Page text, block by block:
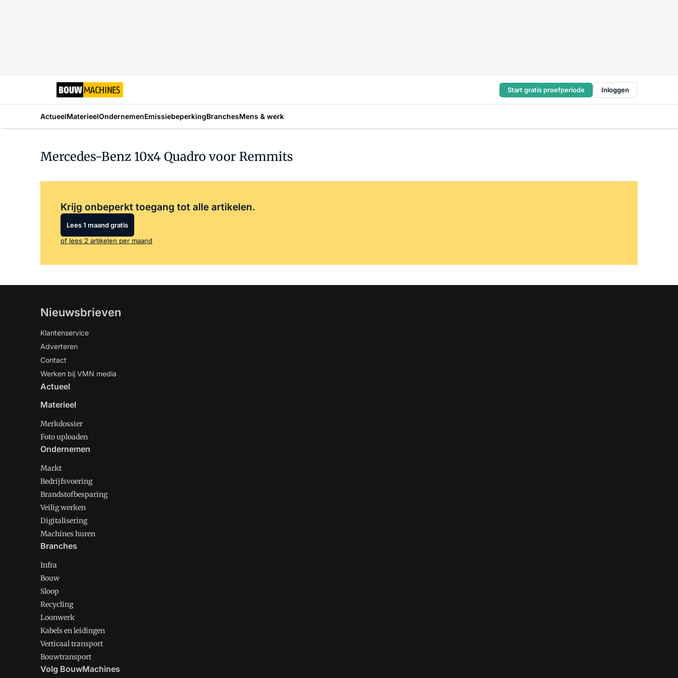
Start gratis proefperiode Inloggen
ActueelMaterieelOndernemenEmissiebeperkingBranchesMens & werk
Mercedes-Benz 10x4 Quadro voor Remmits
Krijg onbeperkt toegang tot alle artikelen.
Lees 1 maand gratis
of lees 2 artikelen per maand
Nieuwsbrieven
Klantenservice
Adverteren
Contact
Werken bij VMN media
Actueel
Materieel
Merkdossier
Foto uploaden
Ondernemen
Markt
Bedrijfsvoering
Brandstofbesparing
Veilig werken
Digitalisering
Machines huren
Branches
Infra
Bouw
Sloop
Recycling
Loonwerk
Kabels en leidingen
Verticaal transport
Bouwtransport
Volg BouwMachines